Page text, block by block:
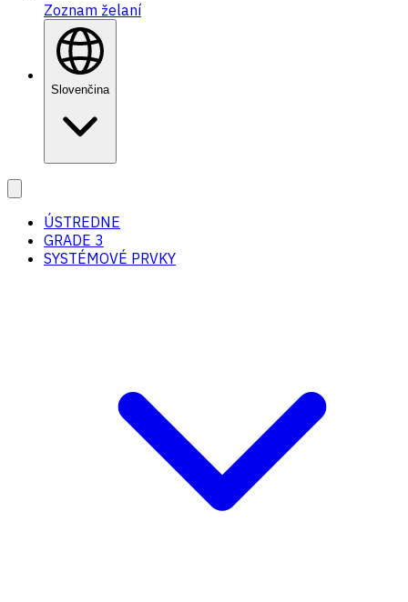
Zoznam želaní
Slovenčina
ÚSTREDNE
GRADE 3
SYSTÉMOVÉ PRVKY